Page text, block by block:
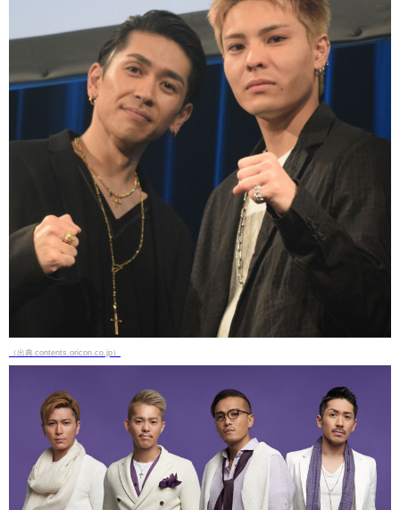
（出典 contents.oricon.co.jp）